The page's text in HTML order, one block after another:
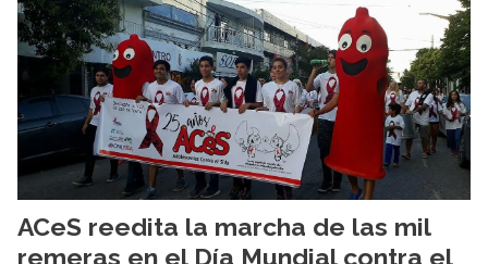
ACeS reedita la marcha de las mil
remeras en el Día Mundial contra el